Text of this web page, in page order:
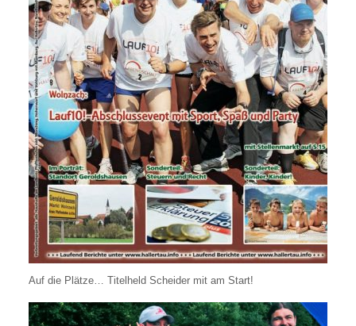
Auf die Plätze… Titelheld Scheider mit am Start!